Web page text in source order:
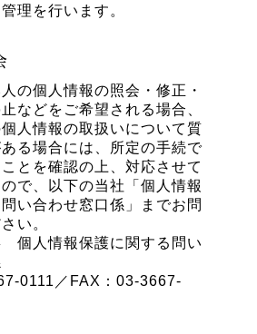
理を行います。
の個人情報の照会・修正・
などをご希望される場合、
人情報の取扱いについて質
る場合には、所定の手続で
とを確認の上、対応させて
で、以下の当社「個人情報
い合わせ窓口係」までお問
い。
個人情報保護に関する問い
0111／FAX：03-3667-